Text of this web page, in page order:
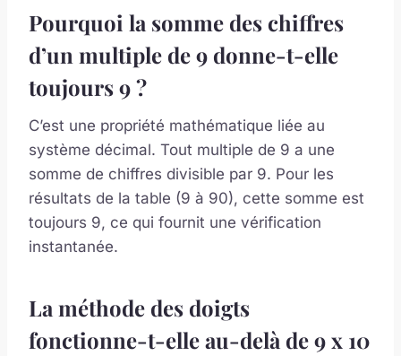
Pourquoi la somme des chiffres
d’un multiple de 9 donne-t-elle
toujours 9 ?
C’est une propriété mathématique liée au
système décimal. Tout multiple de 9 a une
somme de chiffres divisible par 9. Pour les
résultats de la table (9 à 90), cette somme est
toujours 9, ce qui fournit une vérification
instantanée.
La méthode des doigts
fonctionne-t-elle au-delà de 9 x 10